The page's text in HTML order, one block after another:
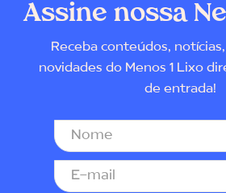
Assine nossa
Receba conteúdos,
novidades do Menos 1 Lixo
de entrada!